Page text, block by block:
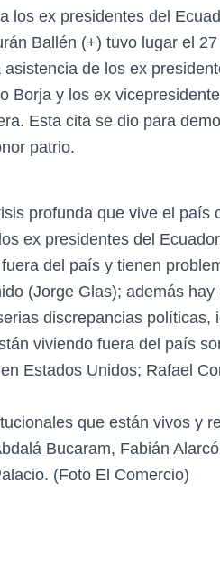
los ex presidentes del
Ballén (+) tuvo lugar el
de los ex
Borja y los ex
Esta cita se dio para
patrio.
profunda que vive el país
ex presidentes del
del país y tienen
(Jorge Glas); además
discrepancias políticas,
viviendo fuera del país
Estados Unidos; Rafael
que están vivos y
Bucaram, Fabián
(Foto El Comercio)